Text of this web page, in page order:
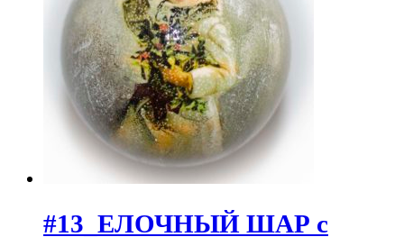
#13_ЕЛОЧНЫЙ ШАР с